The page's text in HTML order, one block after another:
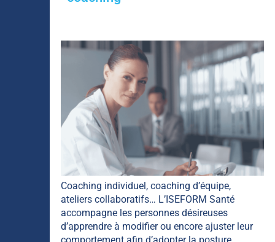
Coaching individuel, coaching d’équipe,
ateliers collaboratifs… L’ISEFORM Santé
accompagne les personnes désireuses
d’apprendre à modifier ou encore ajuster leur